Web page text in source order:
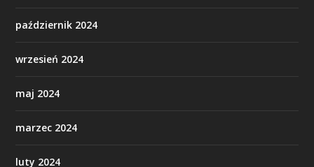
październik 2024
wrzesień 2024
maj 2024
marzec 2024
luty 2024